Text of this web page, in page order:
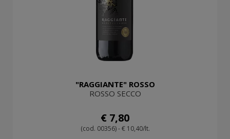
"RAGGIANTE" ROSSO
ROSSO SECCO
€ 7,80
(cod. 00356) - € 10,40/lt.